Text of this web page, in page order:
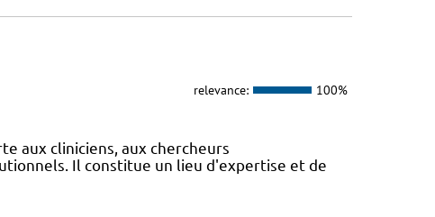
relevance: 100%
aux cliniciens, aux chercheurs
Il constitue un lieu d'expertise et de